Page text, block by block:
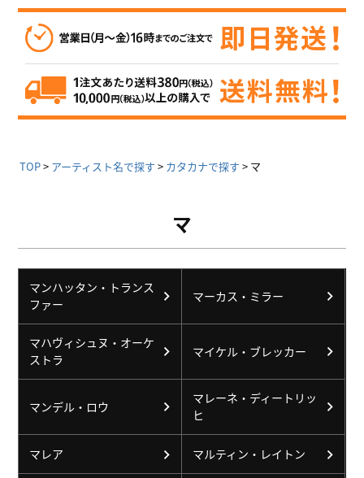
TOP アーティスト名で探す カタカナで探す マ
マ
マンハッタン・トランス
ファー
マーカス・ミラー
マハヴィシュヌ・オーケ
ストラ
マイケル・ブレッカー
マンデル・ロウ
マレーネ・ディートリッ
ヒ
マレア マルティン・レイトン